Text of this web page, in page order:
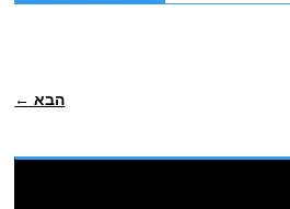
הבא ←